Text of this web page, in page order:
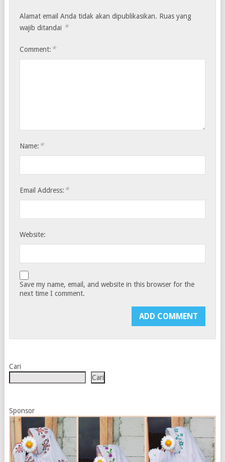
Alamat email Anda tidak akan dipublikasikan. Ruas yang
wajib ditandai *
Comment: *
Name: *
Email Address: *
Website:
Save my name, email, and website in this browser for the
next time I comment.
Cari
Cari
Sponsor